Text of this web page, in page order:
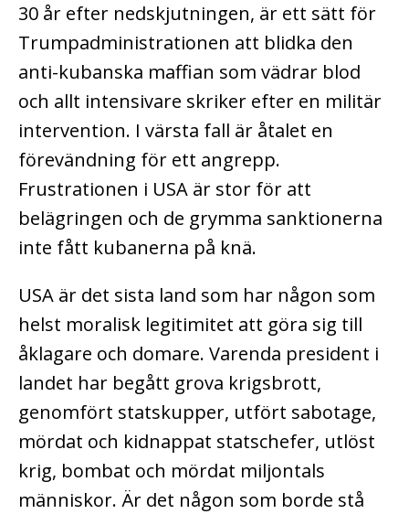
30 år efter nedskjutningen, är ett sätt för
Trumpadministrationen att blidka den
anti-kubanska maffian som vädrar blod
och allt intensivare skriker efter en militär
intervention. I värsta fall är åtalet en
förevändning för ett angrepp.
Frustrationen i USA är stor för att
belägringen och de grymma sanktionerna
inte fått kubanerna på knä.
USA är det sista land som har någon som
helst moralisk legitimitet att göra sig till
åklagare och domare. Varenda president i
landet har begått grova krigsbrott,
genomfört statskupper, utfört sabotage,
mördat och kidnappat statschefer, utlöst
krig, bombat och mördat miljontals
människor. Är det någon som borde stå